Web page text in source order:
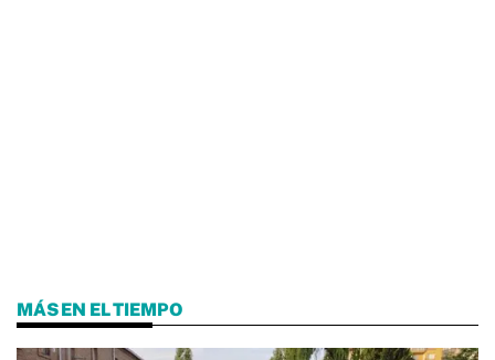
MÁS EN EL TIEMPO